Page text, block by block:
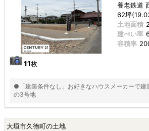
11枚
養老鉄道
62坪
土地面積
建ぺい率
容積率
●「建築条件なし」お好きなハウスメーカーで
の3号地
大垣市久徳町の土地